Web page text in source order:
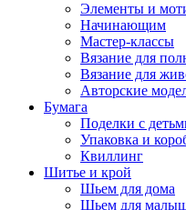
Элементы и
Начинающим
Мастер-классы
Вязание для
Вязание для
Авторские
Бумага
Поделки с
Упаковка и
Квиллинг
Шитье и крой
Шьем для дома
Шьем для